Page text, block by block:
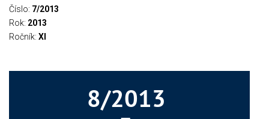
Číslo: 7/2013
Rok: 2013
Ročník: XI